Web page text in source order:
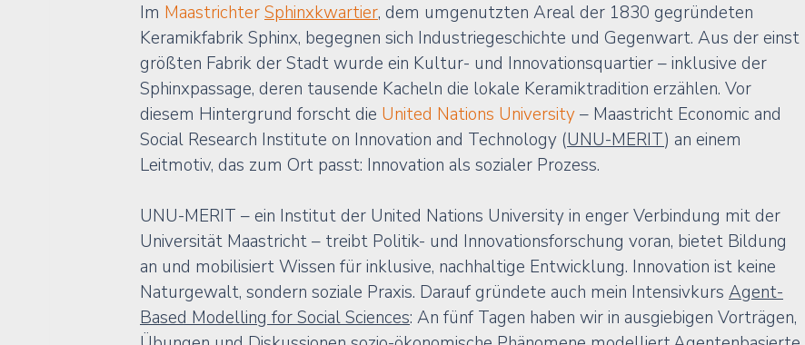
Im Maastrichter Sphinxkwartier, dem umgenutzten Areal der 1830 gegründeten
Keramikfabrik Sphinx, begegnen sich Industriegeschichte und Gegenwart. Aus der einst
größten Fabrik der Stadt wurde ein Kultur- und Innovationsquartier – inklusive der
Sphinxpassage, deren tausende Kacheln die lokale Keramiktradition erzählen. Vor
diesem Hintergrund forscht die United Nations University – Maastricht Economic and
Social Research Institute on Innovation and Technology (UNU-MERIT) an einem
Leitmotiv, das zum Ort passt: Innovation als sozialer Prozess.
UNU-MERIT – ein Institut der United Nations University in enger Verbindung mit der
Universität Maastricht – treibt Politik- und Innovationsforschung voran, bietet Bildung
an und mobilisiert Wissen für inklusive, nachhaltige Entwicklung. Innovation ist keine
Naturgewalt, sondern soziale Praxis. Darauf gründete auch mein Intensivkurs Agent-
Based Modelling for Social Sciences: An fünf Tagen haben wir in ausgiebigen Vorträgen,